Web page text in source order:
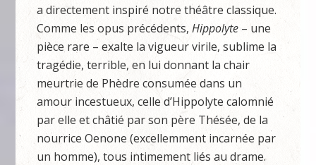
a directement inspiré notre théâtre classique.
Comme les opus précédents,Hippolyte – une
pièce rare – exalte la vigueur virile, sublime la
tragédie, terrible, en lui donnant la chair
meurtrie de Phèdre consumée dans un
amour incestueux, celle d’Hippolyte calomnié
par elle et châtié par son père Thésée, de la
nourrice Oenone (excellemment incarnée par
un homme), tous intimement liés au drame.